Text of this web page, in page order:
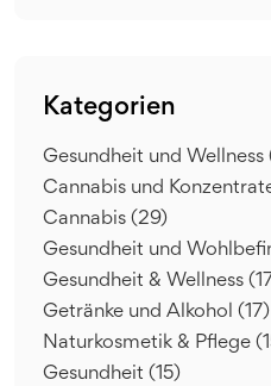
Kategorien
Gesundheit und Wellness
Cannabis und
Cannabis (29)
Gesundheit und
Gesundheit & Wellness
Getränke und Alkohol (17)
Naturkosmetik & Pflege
Gesundheit (15)